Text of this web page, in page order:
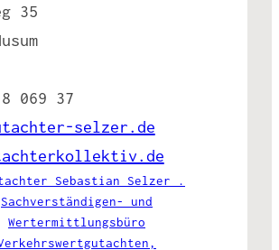
35
069 37
selzer.de